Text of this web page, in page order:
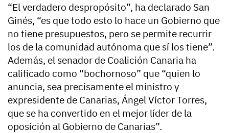
“El verdadero despropósito”, ha declarado San
Ginés, “es que todo esto lo hace un Gobierno que
no tiene presupuestos, pero se permite recurrir
los de la comunidad autónoma que sí los tiene”.
Además, el senador de Coalición Canaria ha
calificado como “bochornoso” que “quien lo
anuncia, sea precisamente el ministro y
expresidente de Canarias, Ángel Víctor Torres,
que se ha convertido en el mejor líder de la
oposición al Gobierno de Canarias”.